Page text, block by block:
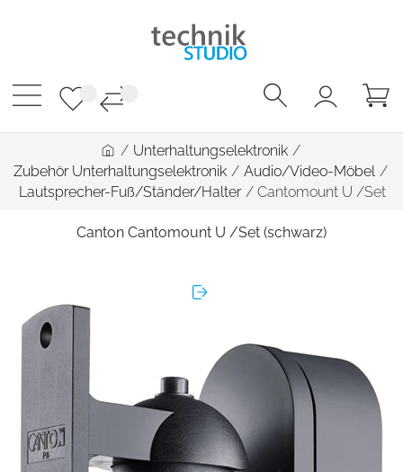
/ Unterhaltungselektronik /
Zubehör Unterhaltungselektronik / Audio/Video-Möbel /
Lautsprecher-Fuß/Ständer/Halter/ Cantomount U /Set
Canton Cantomount U /Set (schwarz)